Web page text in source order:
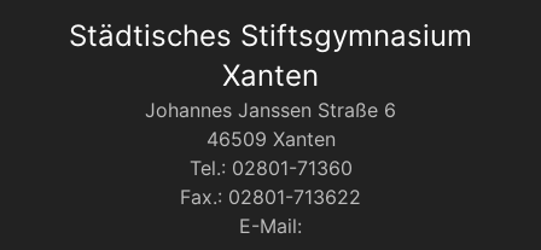
Städtisches Stiftsgymnasium
Xanten
Johannes Janssen Straße 6
46509 Xanten
Tel.: 02801-71360
Fax.: 02801-713622
E-Mail: